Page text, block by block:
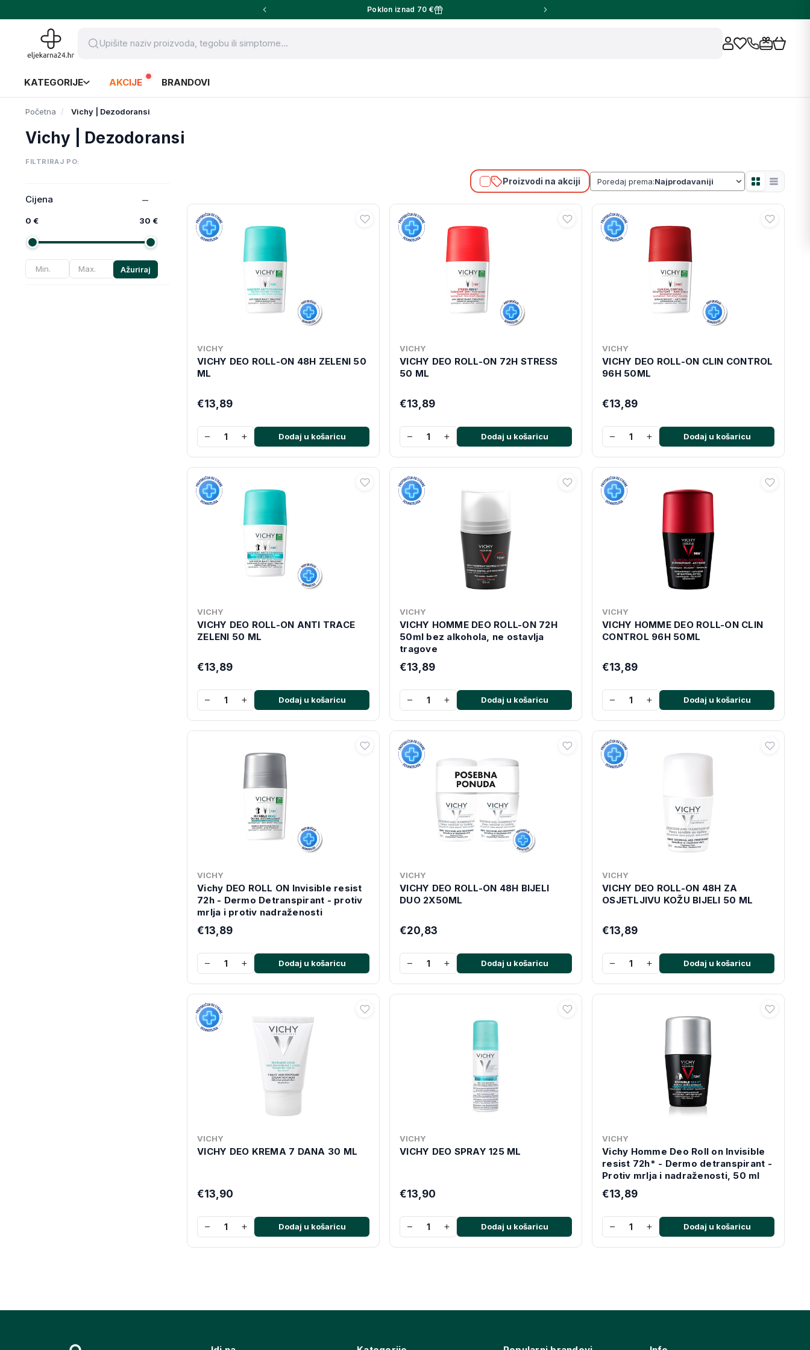
Poklon iznad 70 €
KATEGORIJE AKCIJE BRANDOVI
Početna Vichy | Dezodoransi
Vichy | Dezodoransi
FILTRIRAJ PO:
Cijena
0 € 30 €
Ažuriraj
Proizvodi na akciji Poredaj prema:
VICHY
VICHY DEO ROLL-ON 48H ZELENI 50
ML
€13,89
− + Dodaj u košaricu
VICHY
VICHY DEO ROLL-ON 72H STRESS
50 ML
€13,89
− + Dodaj u košaricu
VICHY
VICHY DEO ROLL-ON CLIN CONTROL
96H 50ML
€13,89
− + Dodaj u košaricu
VICHY
VICHY DEO ROLL-ON ANTI TRACE
ZELENI 50 ML
€13,89
− + Dodaj u košaricu
VICHY
VICHY HOMME DEO ROLL-ON 72H
50ml bez alkohola, ne ostavlja
tragove
€13,89
− + Dodaj u košaricu
VICHY
VICHY HOMME DEO ROLL-ON CLIN
CONTROL 96H 50ML
€13,89
− + Dodaj u košaricu
VICHY
Vichy DEO ROLL ON Invisible resist
72h - Dermo Detranspirant - protiv
mrlja i protiv nadraženosti
€13,89
− + Dodaj u košaricu
VICHY
VICHY DEO ROLL-ON 48H BIJELI
DUO 2X50ML
€20,83
− + Dodaj u košaricu
VICHY
VICHY DEO ROLL-ON 48H ZA
OSJETLJIVU KOŽU BIJELI 50 ML
€13,89
− + Dodaj u košaricu
VICHY
VICHY DEO KREMA 7 DANA 30 ML
€13,90
− + Dodaj u košaricu
VICHY
VICHY DEO SPRAY 125 ML
€13,90
− + Dodaj u košaricu
VICHY
Vichy Homme Deo Roll on Invisible
resist 72h* - Dermo detranspirant -
Protiv mrlja i nadraženosti, 50 ml
€13,89
− + Dodaj u košaricu